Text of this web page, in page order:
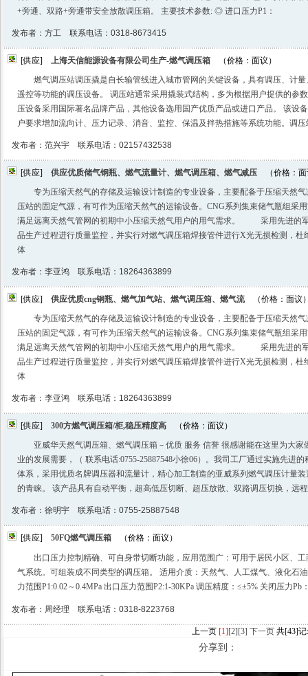
+旁通、双路+旁通带安全放散调压箱。 主要技术参数: ◎ 进口压力P1：
发布者：方工 联系电话：0318-8673415
[供应] 上海天信能源设备有限公司生产-燃气调压箱 （价格：面议）
燃气调压站调压撬是自长输管线进入城市管网的关键设备，具有调压、计
遥控等功能的调压设备。 调压站通常采用撬装式结构，多为根据用户提供的参
压设备采用国际著名品牌产品，其他设备选用国产优质产品或进口产品。 该设
户要求增加流向计、压力记录、消音、监控、保温及拌热措施等系统功能。调
发布者：范兴宇 联系电话：02157432538
[供应] 供应优质储气钢瓶、燃气流量计、燃气调压箱、燃气减压 （价格：
专为压缩天然气的存储及运输设计制造的专业设备，主要配备于压缩天然
压站的固定气源，有可作为压缩天然气的运输设备。CNG系列集束储气瓶组采
满足远离天然气管网的初期中小压缩天然气用户的用气需求。 采用先进的
品生产过程进行质量监控，并实行对燃气调压箱焊接管件进行X光无损检测，杜
体
发布者：李亚鸿 联系电话：18264363899
[供应] 供应优质cng钢瓶、燃气加气站、燃气调压箱、燃气流（价格：面议
专为压缩天然气的存储及运输设计制造的专业设备，主要配备于压缩天然
压站的固定气源，有可作为压缩天然气的运输设备。CNG系列集束储气瓶组采
满足远离天然气管网的初期中小压缩天然气用户的用气需求。 采用先进的
品生产过程进行质量监控，并实行对燃气调压箱焊接管件进行X光无损检测，杜
体
发布者：李亚鸿 联系电话：18264363899
[供应] 300方燃气调压箱/柜,稳压精度高 （价格：面议）
亚威华天然气调压箱、燃气调压箱－优质 服务 信誉 很感谢能在这里为大
业的发展需要，（ 联系电话:0755-25887548小徐06）。我司工厂通过实施先进
体系，采用优质名牌调压器和流量计，精心加工制造的亚威系列燃气调压计量
的青睐。 该产品具有自动平衡，超高低压切断、超压放散、双路调压切换，远
发布者：徐明宇 联系电话：0755-25887548
[供应] 50FQ燃气调压箱 （价格：面议）
出口压力控制精确、可自身带切断功能，应用范围广：可用于居民小区、
气系统。可组装成不同类型的调压箱。 适用介质：天然气、人工煤气、液化石
力范围P1:0.02～0.4MPa 出口压力范围P2:1-30KPa 调压精度：≤±5% 关闭压力
发布者：周经理 联系电话：0318-8223768
上一页 [1] [2] [3] 下一页 共[43]记
分享到：